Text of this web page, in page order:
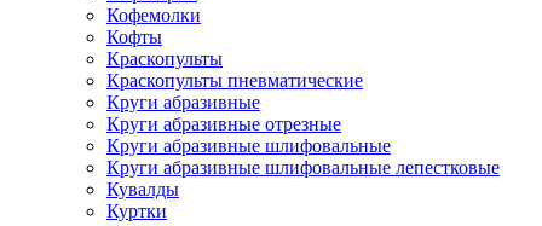
Кофемолки
Кофты
Краскопульты
Краскопульты пневматические
Круги абразивные
Круги абразивные отрезные
Круги абразивные шлифовальные
Круги абразивные шлифовальные лепестковые
Кувалды
Куртки